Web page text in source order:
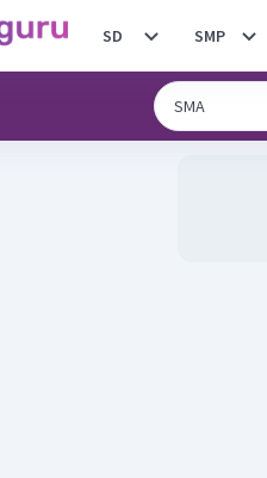
SD SMP